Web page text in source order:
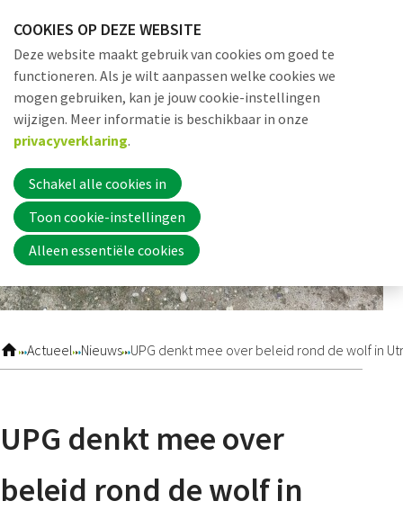
links
over
Jump
to
navigation
to
main
content
Actueel Nieuws UPG denkt mee over beleid rond de wolf in
UPG denkt mee over
beleid rond de wolf in
Word nu lid
Nieuwsbrief
COOKIES OP DEZE WEBSITE
Deze website maakt gebruik van cookies om goed te
functioneren. Als je wilt aanpassen welke cookies we
mogen gebruiken, kan je jouw cookie-instellingen
wijzigen. Meer informatie is beschikbaar in onze
privacyverklaring.
Schakel alle cookies in
Toon cookie-instellingen
Alleen essentiële cookies